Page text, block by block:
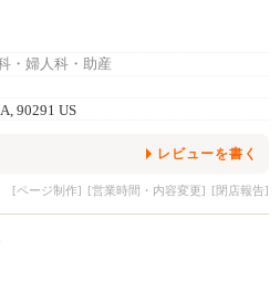
・婦人科・助産
90291 US
レビューを書く
[ページ制作] [営業時間・内容変更] [閉店報告]